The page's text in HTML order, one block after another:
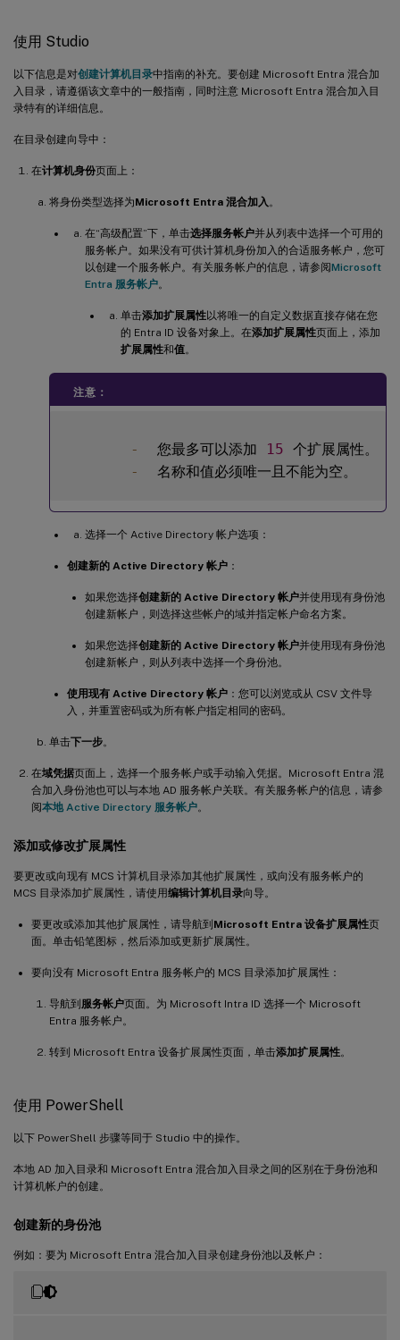
使用 Studio
以下信息是对创建计算机目录中指南的补充。要创建 Microsoft Entra 混合加
入目录，请遵循该文章中的一般指南，同时注意 Microsoft Entra 混合加入目
录特有的详细信息。
在目录创建向导中：
在计算机身份页面上：
将身份类型选择为Microsoft Entra 混合加入 。
在“高级配置”下，单击选择服务帐户并从列表中选择一个可用的
服务帐户。如果没有可供计算机身份加入的合适服务帐户，您可
以创建一个服务帐户。有关服务帐户的信息，请参阅Microsoft
Entra 服务帐户。
单击添加扩展属性以将唯一的自定义数据直接存储在您
的 Entra ID 设备对象上。在添加扩展属性页面上，添加
扩展属性和值。
注意：
-
  您最多可以添加
15 个扩展属性。
-
选择一个 Active Directory 帐户选项：
创建新的 Active Directory 帐户 ：
如果您选择创建新的 Active Directory 帐户并使用现有身份池
创建新帐户，则选择这些帐户的域并指定帐户命名方案。
如果您选择创建新的 Active Directory 帐户并使用现有身份池
创建新帐户，则从列表中选择一个身份池。
使用现有 Active Directory 帐户 ：您可以浏览或从 CSV 文件导
入，并重置密码或为所有帐户指定相同的密码。
单击下一步。
在域凭据页面上，选择一个服务帐户或手动输入凭据。Microsoft Entra 混
合加入身份池也可以与本地 AD 服务帐户关联。有关服务帐户的信息，请参
阅本地 Active Directory 服务帐户。
添加或修改扩展属性
要更改或向现有 MCS 计算机目录添加其他扩展属性，或向没有服务帐户的
MCS 目录添加扩展属性，请使用编辑计算机目录向导。
要更改或添加其他扩展属性，请导航到Microsoft Entra 设备扩展属性页
面。单击铅笔图标，然后添加或更新扩展属性。
要向没有 Microsoft Entra 服务帐户的 MCS 目录添加扩展属性：
导航到服务帐户页面。为 Microsoft Intra ID 选择一个 Microsoft
Entra 服务帐户。
转到 Microsoft Entra 设备扩展属性页面，单击添加扩展属性。
使用 PowerShell
以下 PowerShell 步骤等同于 Studio 中的操作。
本地 AD 加入目录和 Microsoft Entra 混合加入目录之间的区别在于身份池和
计算机帐户的创建。
创建新的身份池
例如：要为 Microsoft Entra 混合加入目录创建身份池以及帐户：